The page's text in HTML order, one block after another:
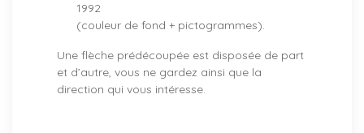
1992
(couleur de fond + pictogrammes).
Une flèche prédécoupée est disposée de part
et d’autre, vous ne gardez ainsi que la
direction qui vous intéresse.